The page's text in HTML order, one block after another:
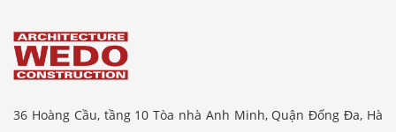
36 Hoàng Cầu, tầng 10 Tòa nhà Anh Minh, Quận Đống Đa, Hà